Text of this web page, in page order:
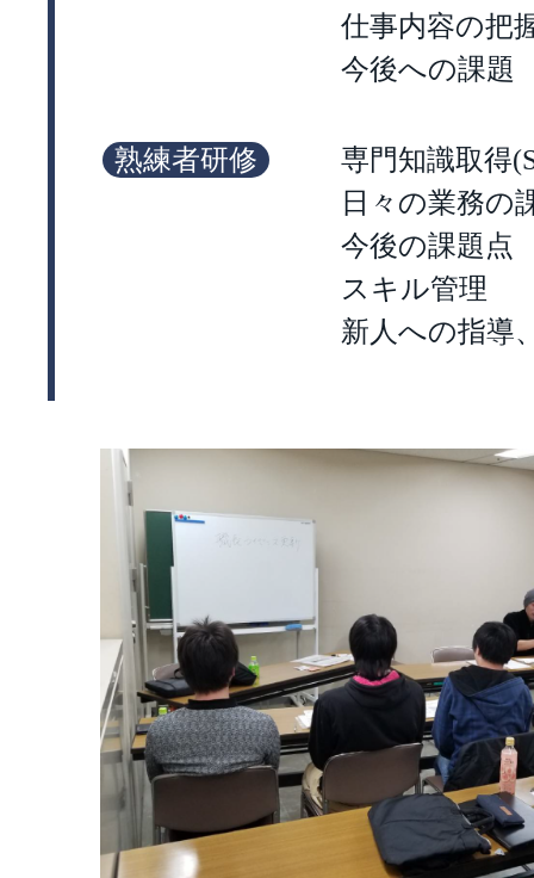
仕事内容の把
今後への課題
熟練者研修
専門知識取得
日々の業務の
今後の課題点
スキル管理
新人への指導